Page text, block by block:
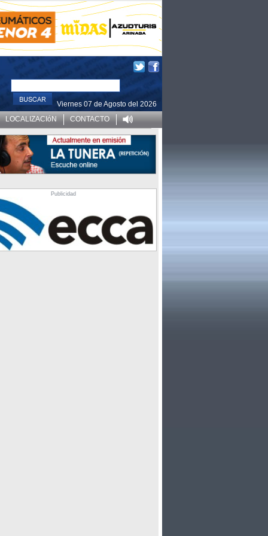
Viernes 07 de Agosto del 2026
LOCALIZACIóN CONTACTO
Publicidad